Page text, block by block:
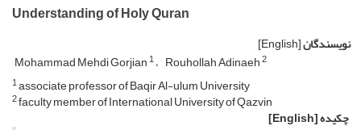
Understanding of Holy Quran
نویسندگان[English]
Mohammad Mehdi Gorjian1 Rouhollah Adinaeh2
1associate professor of Baqir Al-ulum University
2faculty member of International University of Qazvin
چکیده[English]